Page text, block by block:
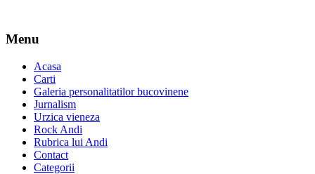
Menu
Acasa
Carti
Galeria personalitatilor bucovinene
Jurnalism
Urzica vieneza
Rock Andi
Rubrica lui Andi
Contact
Categorii